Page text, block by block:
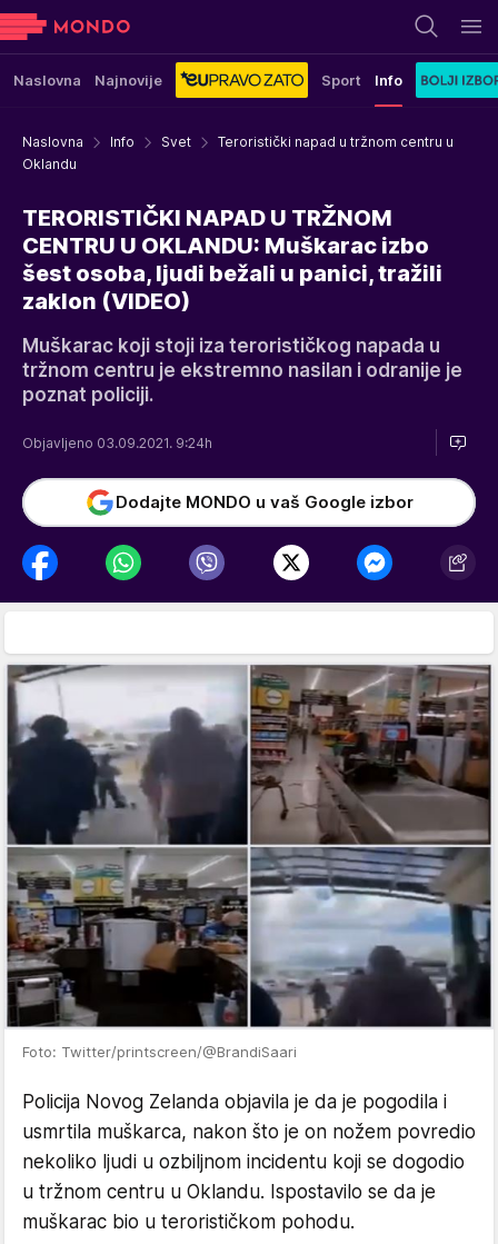
Naslovna Najnovije Sport Info
Naslovna Info Svet
Teroristički napad u tržnom centru u
Oklandu
TERORISTIČKI NAPAD U TRŽNOM
CENTRU U OKLANDU: Muškarac izbo
šest osoba, ljudi bežali u panici, tražili
zaklon (VIDEO)
Muškarac koji stoji iza terorističkog napada u
tržnom centru je ekstremno nasilan i odranije je
poznat policiji.
Objavljeno 03.09.2021. 9:24h
Dodajte MONDO u vaš Google izbor
Foto: Twitter/printscreen/@BrandiSaari
Policija Novog Zelanda objavila je da je pogodila i
usmrtila muškarca, nakon što je on nožem povredio
nekoliko ljudi u ozbiljnom incidentu koji se dogodio
u tržnom centru u Oklandu. Ispostavilo se da je
muškarac bio u terorističkom pohodu.